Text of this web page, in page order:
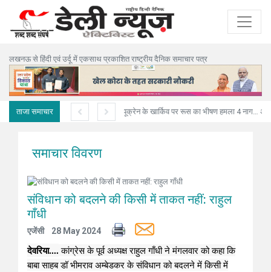
लखनऊ से हिंदी एवं उर्दू में एकसाथ प्रकाशित राष्ट्रीय दैनिक समाचार पत्र
ताजा समाचारअनियंत्रित ट्रक मकान में घुसा,पिता-पुत्री सहित तीन की मौत यूक्रेन के खार्किव पर रूस का भीषण हमला 4 नागरिकों की मौत, 10 घायल
समाचार विवरण
संविधान को बदलने की किसी में ताकत नहीं: राहुल
गाँधी
एजेंसी 28 May 2024
देवरिया.... कांग्रेस के पूर्व अध्यक्ष राहुल गाँधी ने मंगलवार को कहा कि
बाबा साहब डॉ भीमराव अम्बेडकर के संविधान को बदलने में किसी में